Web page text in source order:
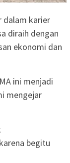
dalam karier
diraih dengan
ekonomi dan
ini menjadi
mengejar
begitu